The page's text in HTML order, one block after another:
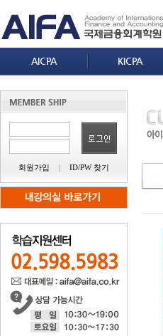
AICPA KICPA
회원가입 | ID/PW 찾기